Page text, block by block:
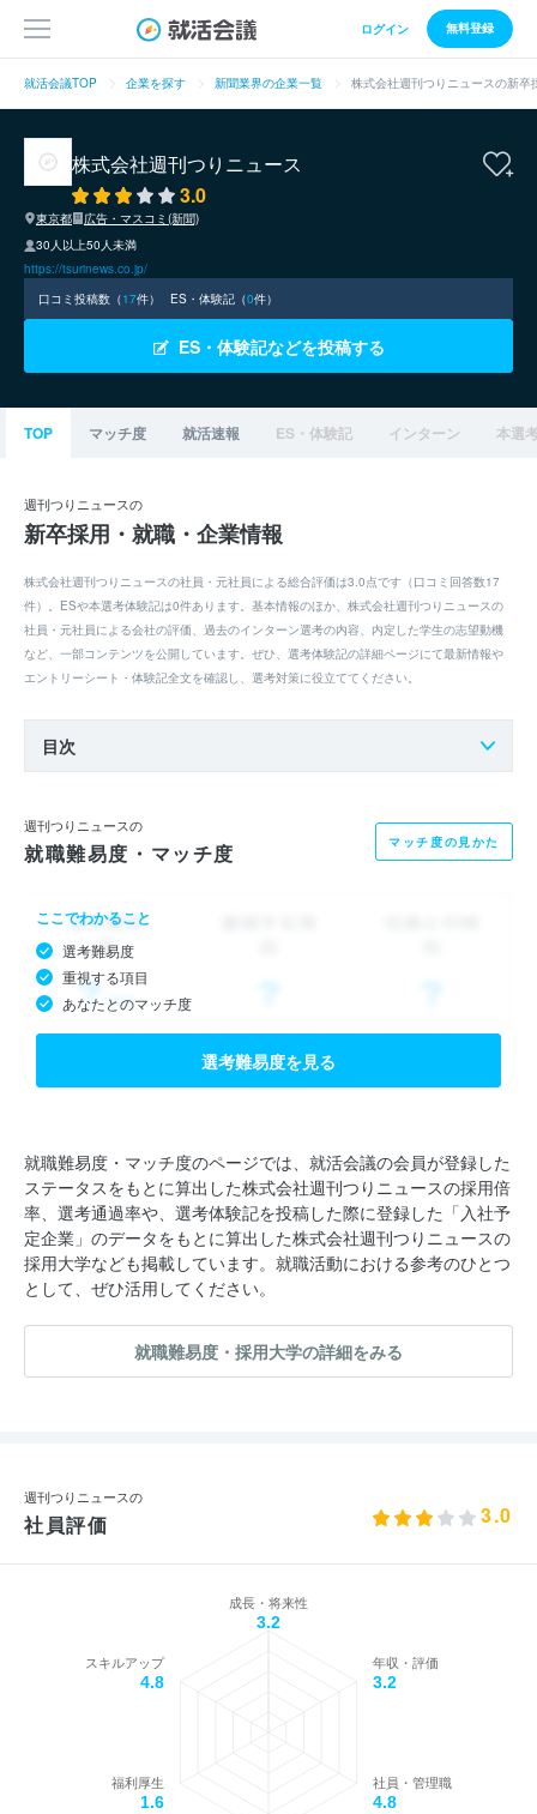
ログイン 無料登録
就活会議TOP 企業を探す 新聞業界の企業一覧 株式会社週刊つりニュースの新卒
株式会社週刊つりニュース
3.0
東京都
広告・マスコミ(新聞)
30人以上50人未満
https://tsurinews.co.jp/
口コミ投稿数（17件） ES・体験記（0件）
ES・体験記などを投稿する
TOP マッチ度 就活速報 ES・体験記 インターン 本選
週刊つりニュースの
新卒採用・就職・企業情報
株式会社週刊つりニュースの社員・元社員による総合評価は3.0点です（口コミ回答数17
件）。ESや本選考体験記は0件あります。基本情報のほか、株式会社週刊つりニュースの
社員・元社員による会社の評価、過去のインターン選考の内容、内定した学生の志望動機
など、一部コンテンツを公開しています。ぜひ、選考体験記の詳細ページにて最新情報や
エントリーシート・体験記全文を確認し、選考対策に役立ててください。
目次
週刊つりニュースの
就職難易度・マッチ度 マッチ度の見かた
ここでわかること
選考難易度
重視する項目
あなたとのマッチ度
選考難易度を見る
就職難易度・マッチ度のページでは、就活会議の会員が登録した
ステータスをもとに算出した株式会社週刊つりニュースの採用倍
率、選考通過率や、選考体験記を投稿した際に登録した「入社予
定企業」のデータをもとに算出した株式会社週刊つりニュースの
採用大学なども掲載しています。就職活動における参考のひとつ
として、ぜひ活用してください。
就職難易度・採用大学の詳細をみる
週刊つりニュースの
社員評価 3.0
成長・将来性
3.2
年収・評価
3.2
社員・管理職
4.8
福利厚生
1.6
スキルアップ
4.8